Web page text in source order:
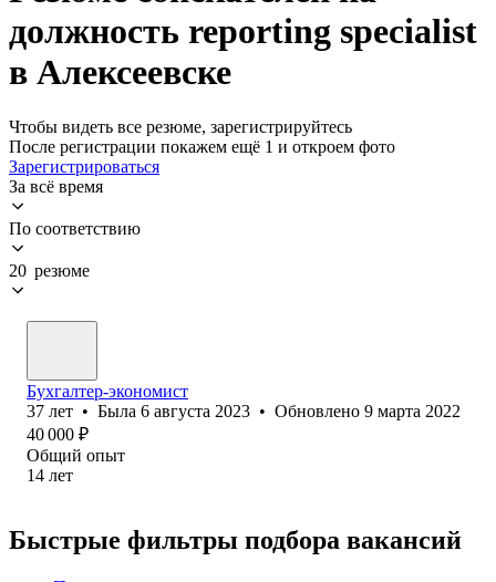
должность reporting specialist
в Алексеевске
Чтобы видеть все резюме, зарегистрируйтесь
После регистрации покажем ещё 1 и откроем фото
Зарегистрироваться
За всё время
По соответствию
20 резюме
Бухгалтер-экономист
37 лет • Была 6 августа 2023 • Обновлено 9 марта 2022
40 000 ₽
Общий опыт
14 лет
Быстрые фильтры подбора вакансий